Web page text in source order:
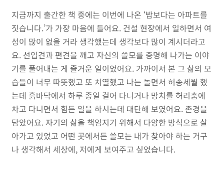
지금까지 출간한 책 중에는 이번에 나온 ‘밥보다는 아파트를
짓습니다.’가 가장 마음에 들어요. 건설 현장에서 일하면서 여
성이 많이 없을 거라 생각했는데 생각보다 많이 계시더라고
요. 선입견과 편견을 깨고 자신의 쓸모를 증명해 나가는 이야
기를 풀어내는 게 즐거운 일이었어요. 가까이서 본 그 삶의 모
습들이 너무 따뜻했고 또 치열했고 나는 놀면서 허송세월 했
는데 흙바닥에서 하루 종일 걸어 다니거나 망치를 허리춤에
차고 다니면서 힘든 일을 하시는데 대단해 보였어요. 존경을
담았어요. 자기의 삶을 책임지기 위해서 다양한 방식으로 살
아가고 있었고 어떤 곳에서든 쓸모는 내가 찾아야 하는 거구
나 생각해서 세상에, 저에게 보여주고 싶었습니다.